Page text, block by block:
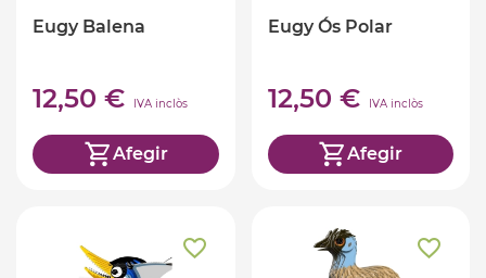
Eugy Balena
12,50 € IVA inclòs
Afegir
Eugy Ós Polar
12,50 € IVA inclòs
Afegir